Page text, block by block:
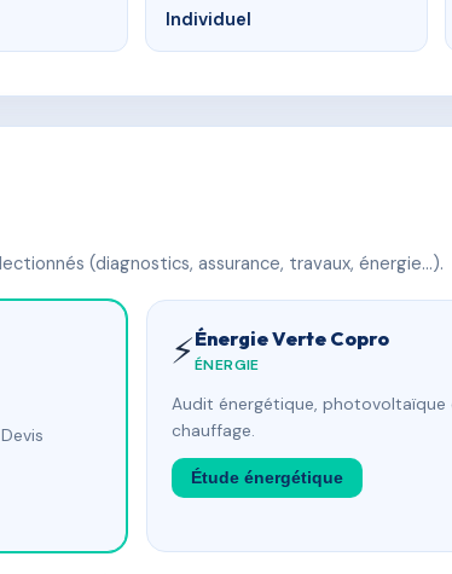
Individuel
(diagnostics, assurance, travaux, énergie…).
⚡Énergie Verte Copro
ÉNERGIE
Audit énergétique,
chauffage.
Étude énergétique